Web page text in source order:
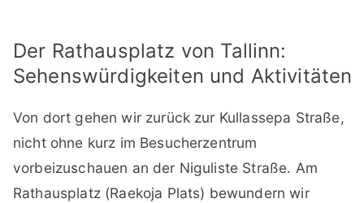
Der Rathausplatz von Tallinn:
Sehenswürdigkeiten und Aktivitäten
Von dort gehen wir zurück zur Kullassepa Straße,
nicht ohne kurz im Besucherzentrum
vorbeizuschauen an der Niguliste Straße. Am
Rathausplatz (Raekoja Plats) bewundern wir